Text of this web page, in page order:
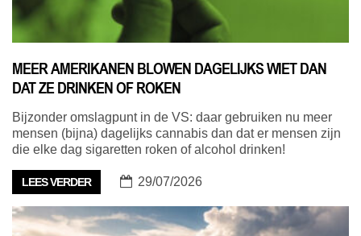
MEER AMERIKANEN BLOWEN DAGELIJKS WIET DAN
DAT ZE DRINKEN OF ROKEN
Bijzonder omslagpunt in de VS: daar gebruiken nu meer
mensen (bijna) dagelijks cannabis dan dat er mensen zijn
die elke dag sigaretten roken of alcohol drinken!
LEES VERDER 29/07/2026